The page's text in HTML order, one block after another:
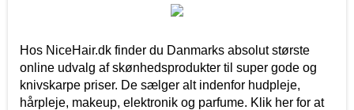
Hos NiceHair.dk finder du Danmarks absolut største
online udvalg af skønhedsprodukter til super gode og
knivskarpe priser. De sælger alt indenfor hudpleje,
hårpleje, makeup, elektronik og parfume. Klik her for at